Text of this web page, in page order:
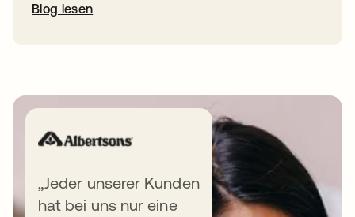
Blog lesen
„Jeder unserer Kunden
hat bei uns nur eine